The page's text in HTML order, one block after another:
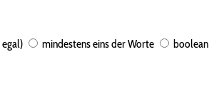
mindestens eins der Worte boolean